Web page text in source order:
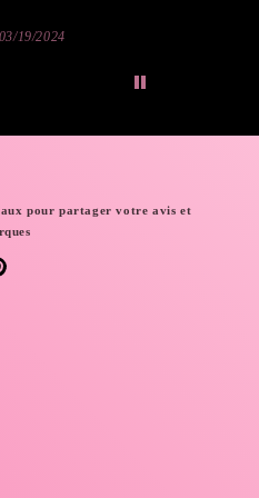
03/19/2024
pour partager votre avis et